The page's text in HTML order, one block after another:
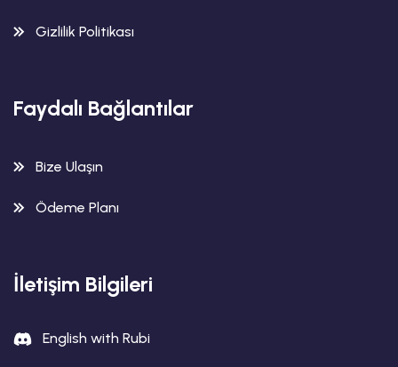
Gizlilik Politikası
Faydalı Bağlantılar
Bize Ulaşın
Ödeme Planı
İletişim Bilgileri
English with Rubi